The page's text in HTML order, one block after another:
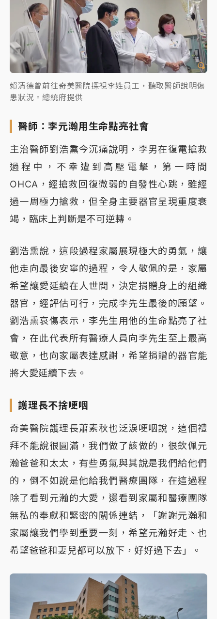
賴清德曾前往奇美醫院探視李姓員工，聽取醫師說明傷
患狀況。總統府提供
醫師：李元瀚用生命點亮社會
主治醫師劉浩熏今沉痛說明，李男在復電搶救
過程中，不幸遭到高壓電擊，第一時間
OHCA，經搶救回復微弱的自發性心跳，雖經
過一周極力搶救，但全身主要器官呈現重度衰
竭，臨床上判斷是不可逆轉。
劉浩熏說，這段過程家屬展現極大的勇氣，讓
他走向最後安寧的過程，令人敬佩的是，家屬
希望讓愛延續在人世間，決定捐贈身上的組織
器官，經評估可行，完成李先生最後的願望。
劉浩熏哀傷表示，李先生用他的生命點亮了社
會，在此代表所有醫療人員向李先生至上最高
敬意，也向家屬表達感謝，希望捐贈的器官能
將大愛延續下去。
護理長不捨哽咽
奇美醫院護理長蕭素秋也泛淚哽咽說，這個禮
拜不能說很圓滿，我們做了該做的，很欽佩元
瀚爸爸和太太，有些勇氣與其說是我們給他們
的，倒不如說是他給我們醫療團隊，在這過程
除了看到元瀚的大愛，還看到家屬和醫療團隊
無私的奉獻和緊密的關係連結，「謝謝元瀚和
家屬讓我們學到重要一刻，希望元瀚好走、也
希望爸爸和妻兒都可以放下，好好過下去」。